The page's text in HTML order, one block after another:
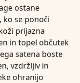
ostane
se ponoči
prijazna
in topel občutek
satena boste
vzdržljiv in
ohranijo